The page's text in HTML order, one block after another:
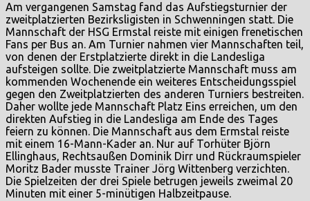
Am vergangenen Samstag fand das Aufstiegsturnier der
zweitplatzierten Bezirksligisten in Schwenningen statt. Die
Mannschaft der HSG Ermstal reiste mit einigen frenetischen
Fans per Bus an. Am Turnier nahmen vier Mannschaften teil,
von denen der Erstplatzierte direkt in die Landesliga
aufsteigen sollte. Die zweitplatzierte Mannschaft muss am
kommenden Wochenende ein weiteres Entscheidungsspiel
gegen den Zweitplatzierten des anderen Turniers bestreiten.
Daher wollte jede Mannschaft Platz Eins erreichen, um den
direkten Aufstieg in die Landesliga am Ende des Tages
feiern zu können. Die Mannschaft aus dem Ermstal reiste
mit einem 16-Mann-Kader an. Nur auf Torhüter Björn
Ellinghaus, Rechtsaußen Dominik Dirr und Rückraumspieler
Moritz Bader musste Trainer Jörg Wittenberg verzichten.
Die Spielzeiten der drei Spiele betrugen jeweils zweimal 20
Minuten mit einer 5-minütigen Halbzeitpause.